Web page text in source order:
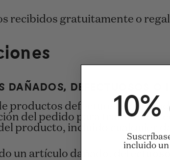
recibidos gratuitamente o
DAÑADOS, DEFECTUOSOS O
productos defectuosos o
del pedido para tramitar el
producto, incluido cualquier
un artículo dañado,
incluido